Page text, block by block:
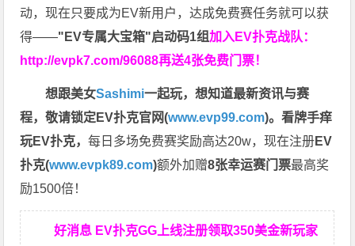
动，现在只要成为EV新用户，达成免费赛任务就可以获
得——"EV专属大宝箱"启动码1组加入EV扑克战队：
http://evpk7.com/96088再送4张免费门票！
想跟美女Sashimi一起玩，想知道最新资讯与赛
程，敬请锁定EV扑克官网(www.evp99.com)。看牌手痒
玩EV扑克，每日多场免费赛奖励高达20w，现在注册EV
扑克(www.evpk89.com)额外加赠8张幸运赛门票最高奖
励1500倍！
好消息 EV扑克GG上线注册领取350美金新玩家